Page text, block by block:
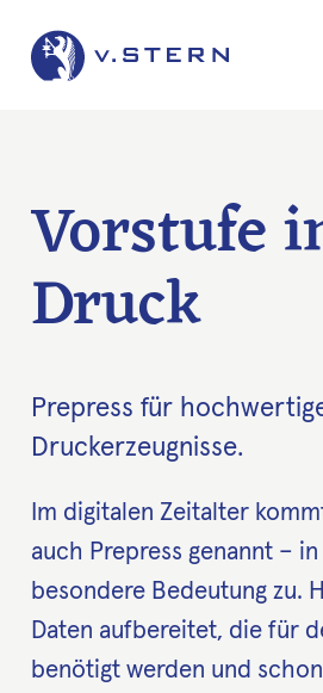
Vorstufe
Druck
Prepress für
Druckerzeugnisse.
Im digitalen Zeitalter
auch Prepress genannt –
besondere Bedeutung zu.
Daten aufbereitet, die für
benötigt werden und